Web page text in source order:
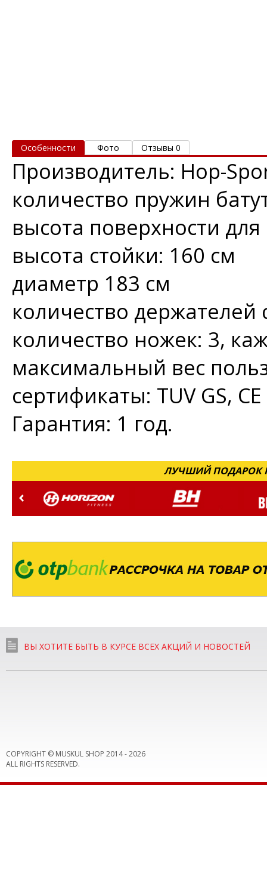
Особенности Фото Отзывы 0
Производитель: Hop-
количество пружин
высота поверхности
высота стойки: 160 см
диаметр 183 см
количество держателей
количество ножек: 3,
максимальный вес
сертификаты: TUV GS, CE
Гарантия: 1 год.
ЛУЧШИЙ ПОДАРОК
ВЫ ХОТИТЕ БЫТЬ В КУРСЕ ВСЕХ АКЦИЙ И НОВОСТЕЙ
COPYRIGHT © MUSKUL SHOP 2014 -2026
ALL RIGHTS RESERVED.